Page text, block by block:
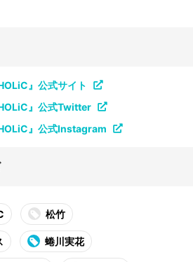
』公式サイト
』公式Twitter
』公式Instagram
松竹
蜷川実花